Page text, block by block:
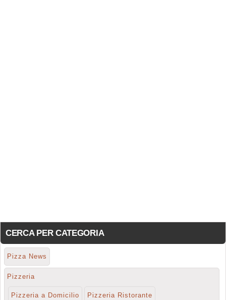
CERCA PER CATEGORIA
Pizza News
Pizzeria
Pizzeria a Domicilio Pizzeria Ristorante